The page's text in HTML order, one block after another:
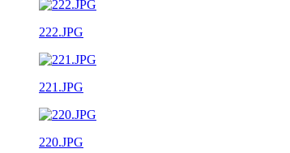
222.JPG
221.JPG
220.JPG